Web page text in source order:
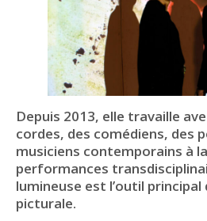
Depuis 2013, elle travaille
cordes, des comédiens, des
musiciens contemporains à
performances
lumineuse est l’outil
picturale.